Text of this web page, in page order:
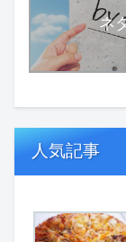
ネ
人気記事